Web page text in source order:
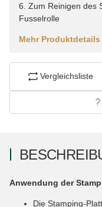
6. Zum Reinigen des
Fusselrolle
Mehr Produktdetails
Vergleichsliste
Anwendung der
Die Stamping-